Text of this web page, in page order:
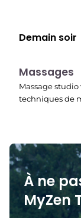
Demain soir
22:45
Massages
Massage
techniques de
À ne
MyZen